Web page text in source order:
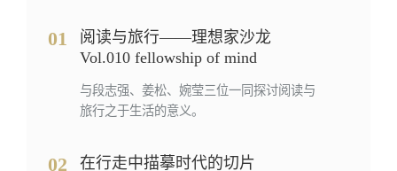
01
阅读与旅行——理想家沙龙
Vol.010 fellowship of mind
与段志强、姜松、婉莹三位一同探讨阅读与
旅行之于生活的意义。
02 在行走中描摹时代的切片